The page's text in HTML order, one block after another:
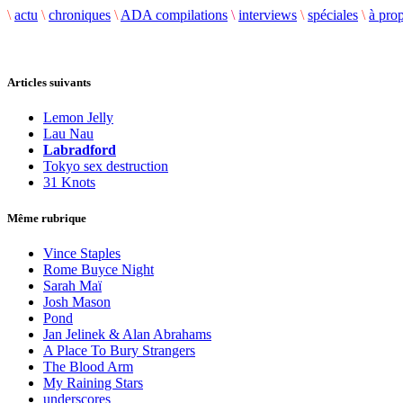
\ actu \ chroniques \ ADA compilations \ interviews \ spéciales \ à
Articles suivants
Lemon Jelly
Lau Nau
Labradford
Tokyo sex destruction
31 Knots
Même rubrique
Vince Staples
Rome Buyce Night
Sarah Maï
Josh Mason
Pond
Jan Jelinek & Alan Abrahams
A Place To Bury Strangers
The Blood Arm
My Raining Stars
underscores